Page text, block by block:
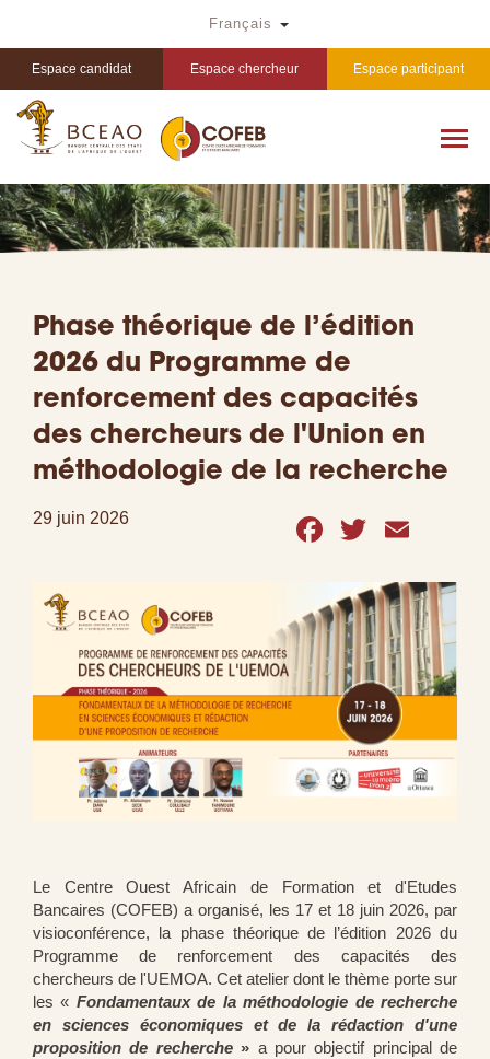
principal
Français Toggle Dropdown
Espace candidat Espace chercheur Espace participant
Phase théorique de l’édition
2026 du Programme de
renforcement des capacités
des chercheurs de l'Union en
méthodologie de la recherche
Facebook
Twitter
29 juin 2026
Le Centre Ouest Africain de Formation et d'Etudes
Bancaires (COFEB) a organisé, les 17 et 18 juin 2026, par
visioconférence, la phase théorique de l’édition 2026 du
Programme de renforcement des capacités des
chercheurs de l'UEMOA. Cet atelier dont le thème porte sur
les « Fondamentaux de la méthodologie de recherche
en sciences économiques et de la rédaction d'une
proposition de recherche» a pour objectif principal de